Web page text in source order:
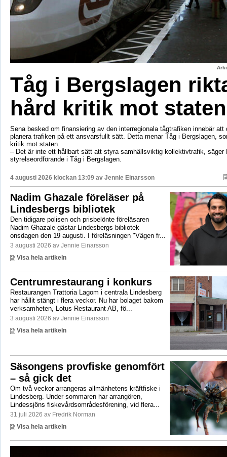
Tåg i Bergslagen
hård kritik mot staten
Sena besked om finansiering av den interregionala tågtrafiken innebär att
planera trafiken på ett ansvarsfullt sätt. Detta menar Tåg i Bergslagen,
kritik mot staten.
– Det är inte ett hållbart sätt att styra samhällsviktig kollektivtrafik, säger
styrelseordförande i Tåg i Bergslagen.
4 augusti 2026 klockan 13:09 av Jennie Einarsson
Nadim Ghazale föreläser på
Lindesbergs bibliotek
Den tidigare polisen och prisbelönte föreläsaren
Nadim Ghazale gästar Lindesbergs bibliotek
onsdagen den 19 augusti. I föreläsningen "Vägen fr...
3 augusti 2026 av Jennie Einarsson
Visa hela artikeln
Centrumrestaurang i konkurs
Restaurangen Trattoria Lagom i centrala Lindesberg
har hållit stängt i flera veckor. Nu har bolaget bakom
verksamheten, Lotus Restaurant AB, fö...
3 augusti 2026 av Jennie Einarsson
Visa hela artikeln
Säsongens provfiske genomfört
– så gick det
Om två veckor arrangeras allmänhetens kräftfiske i
Lindesberg. Under sommaren har arrangören,
Lindessjöns fiskevårdsområdesförening, vid flera...
31 juli 2026 av Fredrik Norman
Visa hela artikeln